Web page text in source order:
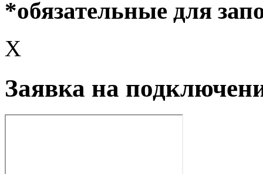
*обязательные для
X
Заявка на